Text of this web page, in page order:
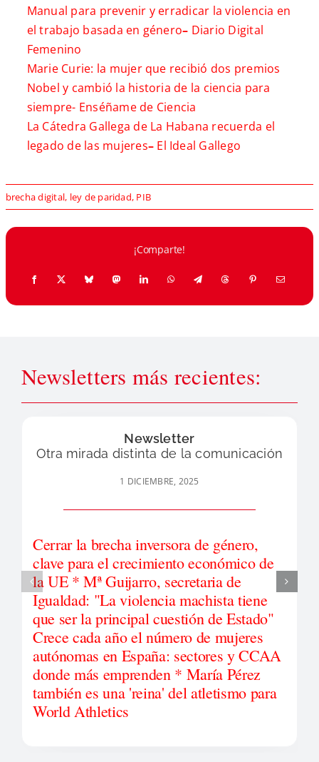
Manual para prevenir y erradicar la violencia en
el trabajo basada en género– Diario Digital
Femenino
Marie Curie: la mujer que recibió dos premios
Nobel y cambió la historia de la ciencia para
siempre- Enséñame de Ciencia
La Cátedra Gallega de La Habana recuerda el
legado de las mujeres– El Ideal Gallego
brecha digital, ley de paridad, PIB
¡Comparte!
Newsletters más recientes:
Newsletter
Otra mirada distinta de la comunicación
1 DICIEMBRE, 2025
Cerrar la brecha inversora de género,
clave para el crecimiento económico de
la UE * Mª Guijarro, secretaria de
Igualdad: "La violencia machista tiene
que ser la principal cuestión de Estado"
Crece cada año el número de mujeres
autónomas en España: sectores y CCAA
donde más emprenden * María Pérez
también es una 'reina' del atletismo para
World Athletics